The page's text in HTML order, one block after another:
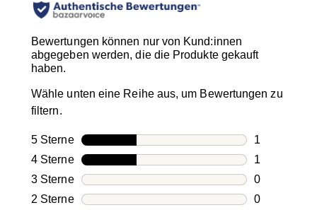
Bewertungen können nur von Kund:innen
abgegeben werden, die die Produkte gekauft
haben.
Wähle unten eine Reihe aus, um Bewertungen zu
filtern.
5 SterneSterne
1
1
4 SterneSterne
1
1
3 SterneSterne
0
0
2 SterneSterne 0